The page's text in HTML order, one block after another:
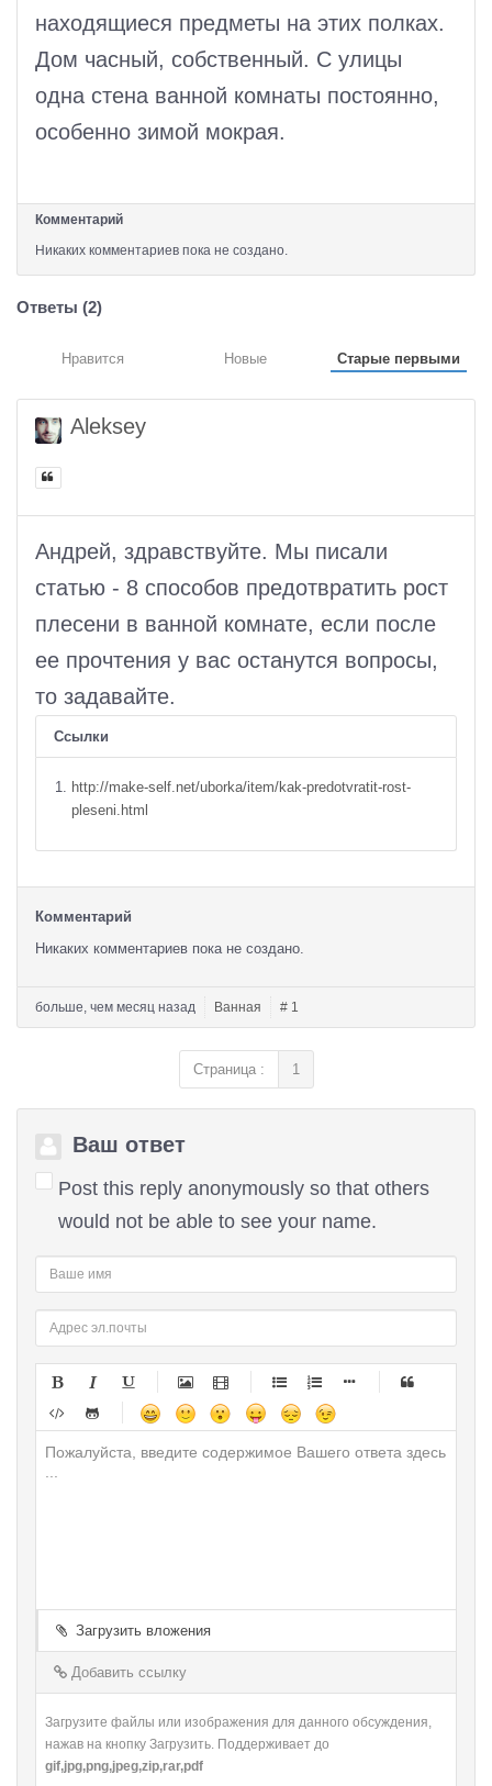
находящиеся предметы на этих полках.
Дом часный, собственный. С улицы
одна стена ванной комнаты постоянно,
особенно зимой мокрая.
Комментарий
Никаких комментариев пока не создано.
Ответы (2)
Нравится Новые Старые первыми
Aleksey
Андрей, здравствуйте. Мы писали
статью - 8 способов предотвратить рост
плесени в ванной комнате, если после
ее прочтения у вас останутся вопросы,
то задавайте.
Ссылки
http://make-self.net/uborka/item/kak-predotvratit-rost-
pleseni.html
Комментарий
Никаких комментариев пока не создано.
больше, чем месяц назад Ванная # 1
Страница : 1
Ваш ответ
Post this reply anonymously so that others
would not be able to see your name.
-
-
-
-
-
-
-
-
-
-
-
-
-
Загрузить вложения
Добавить ссылку
Загрузите файлы или изображения для данного обсуждения,
нажав на кнопку Загрузить. Поддерживает до
gif,jpg,png,jpeg,zip,rar,pdf